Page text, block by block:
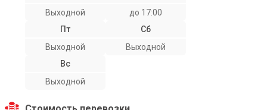
Выходной
до 17:00
Пт
Выходной
Сб
Выходной
Вс
Выходной